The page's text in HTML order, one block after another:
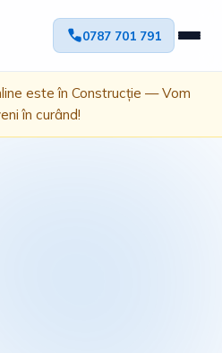
0787 701 791
este în Construcție — Vom
în curând!